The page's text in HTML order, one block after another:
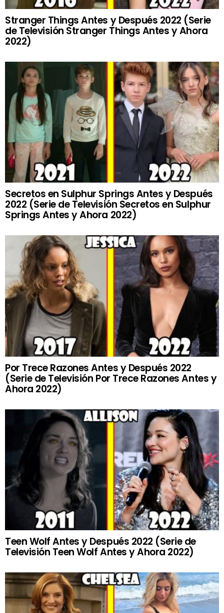
Stranger Things Antes y Después 2022 (Serie
de Televisión Stranger Things Antes y Ahora
2022)
Secretos en Sulphur Springs Antes y Después
2022 (Serie de Televisión Secretos en Sulphur
Springs Antes y Ahora 2022)
Por Trece Razones Antes y Después 2022
(Serie de Televisión Por Trece Razones Antes y
Ahora 2022)
Teen Wolf Antes y Después 2022 (Serie de
Televisión Teen Wolf Antes y Ahora 2022)